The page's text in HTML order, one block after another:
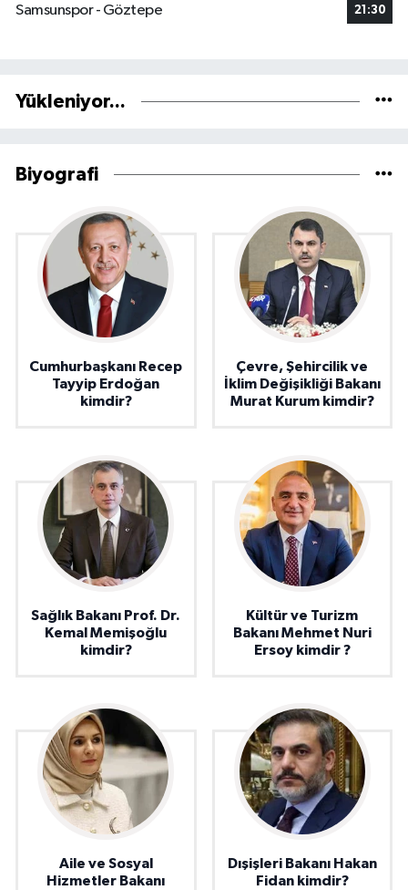
Samsunspor - Göztepe
21:30
Yükleniyor...
Biyografi
Cumhurbaşkanı Recep
Tayyip Erdoğan
kimdir?
Çevre, Şehircilik ve
İklim Değişikliği Bakanı
Murat Kurum kimdir?
Sağlık Bakanı Prof. Dr.
Kemal Memişoğlu
kimdir?
Kültür ve Turizm
Bakanı Mehmet Nuri
Ersoy kimdir ?
Aile ve Sosyal
Hizmetler Bakanı
Dışişleri Bakanı Hakan
Fidan kimdir?